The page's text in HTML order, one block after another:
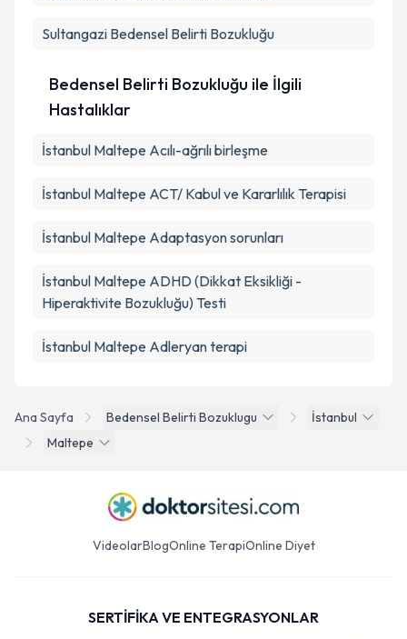
Ana Sayfa Bedensel Belirti Bozuklugu
İstanbul
Maltepe
Sultangazi Bedensel Belirti Bozukluğu
Bedensel Belirti Bozukluğu ile İlgili
Hastalıklar
İstanbul Maltepe Acılı-ağrılı birleşme
İstanbul Maltepe ACT/ Kabul ve Kararlılık Terapisi
İstanbul Maltepe Adaptasyon sorunları
İstanbul Maltepe ADHD (Dikkat Eksikliği -
Hiperaktivite Bozukluğu) Testi
İstanbul Maltepe Adleryan terapi
VideolarBlogOnline TerapiOnline Diyet
SERTİFİKA VE ENTEGRASYONLAR